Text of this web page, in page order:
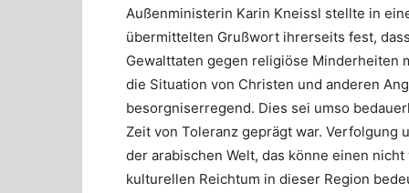
Außenministerin Karin Kneissl stellte in
übermittelten Grußwort ihrerseits fest,
Gewalttaten gegen religiöse Minderheiten
die Situation von Christen und anderen
besorgniserregend. Dies sei umso
Zeit von Toleranz geprägt war.
der arabischen Welt, das könne einen
kulturellen Reichtum in dieser Region